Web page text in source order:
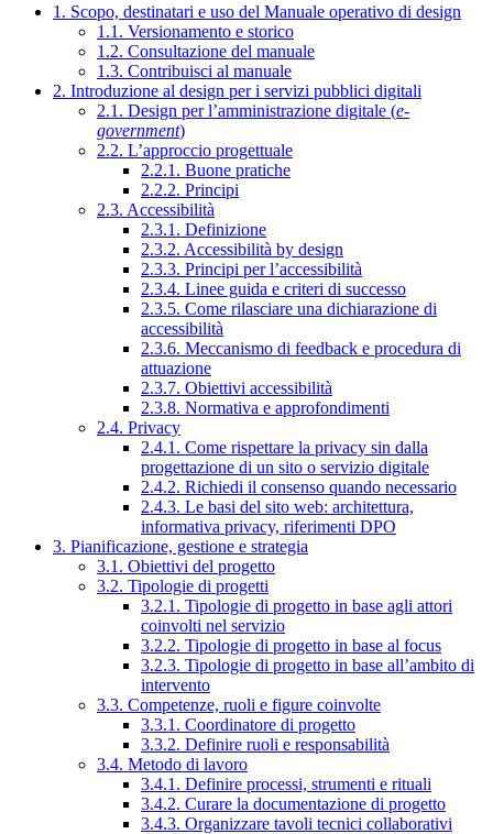
1. Scopo, destinatari e uso del Manuale operativo di design
1.1. Versionamento e storico
1.2. Consultazione del manuale
1.3. Contribuisci al manuale
2. Introduzione al design per i servizi pubblici digitali
2.1. Design per l’amministrazione digitale (e-
government)
2.2. L’approccio progettuale
2.2.1. Buone pratiche
2.2.2. Principi
2.3. Accessibilità
2.3.1. Definizione
2.3.2. Accessibilità by design
2.3.3. Principi per l’accessibilità
2.3.4. Linee guida e criteri di successo
2.3.5. Come rilasciare una dichiarazione di
accessibilità
2.3.6. Meccanismo di feedback e procedura di
attuazione
2.3.7. Obiettivi accessibilità
2.3.8. Normativa e approfondimenti
2.4. Privacy
2.4.1. Come rispettare la privacy sin dalla
progettazione di un sito o servizio digitale
2.4.2. Richiedi il consenso quando necessario
2.4.3. Le basi del sito web: architettura,
informativa privacy, riferimenti DPO
3. Pianificazione, gestione e strategia
3.1. Obiettivi del progetto
3.2. Tipologie di progetti
3.2.1. Tipologie di progetto in base agli attori
coinvolti nel servizio
3.2.2. Tipologie di progetto in base al focus
3.2.3. Tipologie di progetto in base all’ambito di
intervento
3.3. Competenze, ruoli e figure coinvolte
3.3.1. Coordinatore di progetto
3.3.2. Definire ruoli e responsabilità
3.4. Metodo di lavoro
3.4.1. Definire processi, strumenti e rituali
3.4.2. Curare la documentazione di progetto
3.4.3. Organizzare tavoli tecnici collaborativi